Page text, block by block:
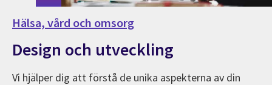
Hälsa, vård och omsorg
Design och utveckling
Vi hjälper dig att förstå de unika aspekterna av din